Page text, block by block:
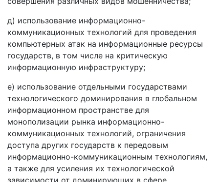
д) использование информационно-
коммуникационных технологий для проведения
компьютерных атак на информационные ресурсы
государств, в том числе на критическую
информационную инфраструктуру;
е) использование отдельными государствами
технологического доминирования в глобальном
информационном пространстве для
монополизации рынка информационно-
коммуникационных технологий, ограничения
доступа других государств к передовым
информационно-коммуникационным технологиям,
а также для усиления их технологической
зависимости от доминирующих в сфере